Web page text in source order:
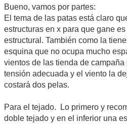
Bueno, vamos por partes:
El tema de las patas está claro
estructuras en x para que gane
estructural. También como la
esquina que no ocupa mucho
vientos de las tienda de
tensión adecuada y el viento la
costará dos pelas.
Para el tejado. Lo primero y
doble tejado y en el inferior una